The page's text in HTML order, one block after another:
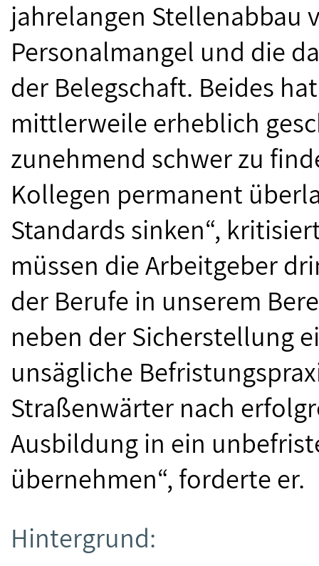
jahrelangen Stellenabbau
Personalmangel und die
der Belegschaft. Beides
mittlerweile erheblich
zunehmend schwer zu
Kollegen permanent
Standards sinken“,
müssen die Arbeitgeber
der Berufe in unserem
neben der Sicherstellung
unsägliche
Straßenwärter nach
Ausbildung in ein
übernehmen“, forderte er.
Hintergrund: